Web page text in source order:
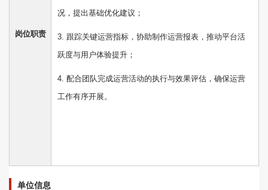
岗位职责
况，提出基础优化建议；
3. 跟踪关键运营指标，协助制作运营报表，推动平台活
跃度与用户体验提升；
4. 配合团队完成运营活动的执行与效果评估，确保运营
工作有序开展。
单位信息